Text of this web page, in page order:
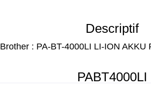
Descriptif
Brother : PA-BT-4000LI LI-ION AKKU
PABT4000LI